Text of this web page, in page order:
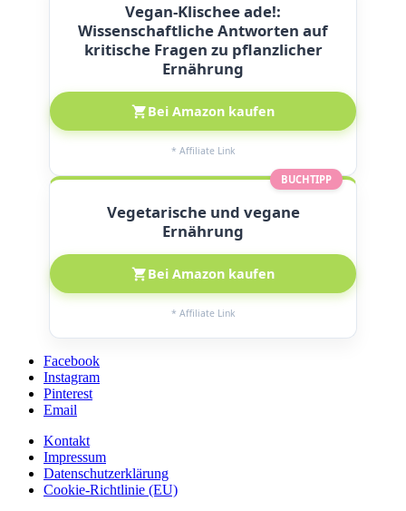
Vegan-Klischee ade!:
Wissenschaftliche Antworten auf
kritische Fragen zu pflanzlicher
Ernährung
Bei Amazon kaufen
* Affiliate Link
BUCHTIPP
Vegetarische und vegane
Ernährung
Bei Amazon kaufen
* Affiliate Link
Facebook
Instagram
Pinterest
Email
Kontakt
Impressum
Datenschutzerklärung
Cookie-Richtlinie (EU)